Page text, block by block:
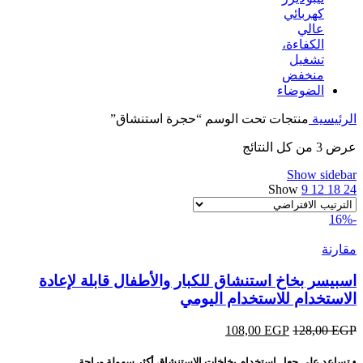
الرئيسية منتجات تحت الوسم “حجرة استنشاق”
عرض ⁦3⁩ من كل النتائج
Show sidebar
Show 9 12 18 24
-16%
مقارنة
اسبيسر بخاخ استنشاق للكبار والأطفال قابلة لإعادة
الاستخدام للاستخدام اليومي
128,00EGP
السعر108,00 EGP